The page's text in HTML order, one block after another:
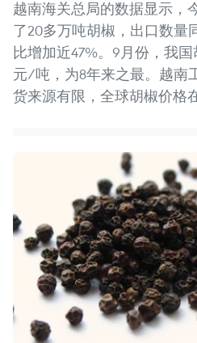
越南海关总局的数据显示，
了20多万吨胡椒，出口数量
比增加近47%。9月份，我
元/吨，为8年来之最。越南
货来源有限，全球胡椒价格